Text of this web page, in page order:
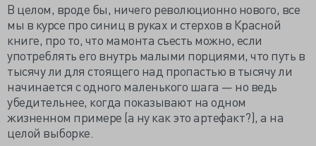
В целом, вроде бы, ничего революционно нового, все
мы в курсе про синиц в руках и стерхов в Красной
книге, про то, что мамонта съесть можно, если
употреблять его внутрь малыми порциями, что путь в
тысячу ли для стоящего над пропастью в тысячу ли
начинается с одного маленького шага — но ведь
убедительнее, когда показывают на одном
жизненном примере (а ну как это артефакт?), а на
целой выборке.